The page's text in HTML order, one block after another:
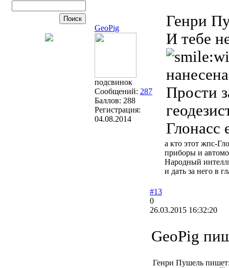
GeoPig
подсвинок
Сообщений: 287
Баллов: 288
Регистрация:
04.08.2014
Генри
И тебе
Прости
Глонасс
а кто этот жпс-
приборы и
Народный
и дать за него в
#13
0
26.03.2015 16:32:20
GeoPig
Генри Пушель